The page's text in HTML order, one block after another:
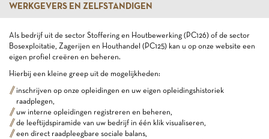
WERKGEVERS EN ZELFSTANDIGEN
Als bedrijf uit de sector Stoffering en Houtbewerking (PC126) of de sector
Bosexploitatie, Zagerijen en Houthandel (PC125) kan u op onze website een
eigen profiel creëren en beheren.
Hierbij een kleine greep uit de mogelijkheden:
inschrijven op onze opleidingen en uw eigen opleidingshistoriek
raadplegen,
uw interne opleidingen registreren en beheren,
de leeftijdspiramide van uw bedrijf in één klik visualiseren,
een direct raadpleegbare sociale balans,